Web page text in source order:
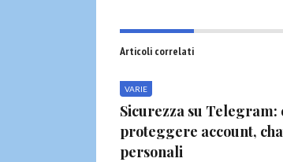
Articoli correlati
VARIE
Sicurezza su Telegram:
proteggere account,
personali